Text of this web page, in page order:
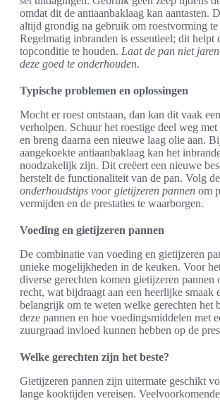
omdat dit de antiaanbaklaag kan aantasten.
altijd grondig na gebruik om roestvorming
Regelmatig inbranden is essentieel; dit helpt
topconditie te houden. Laat de pan niet
deze goed te onderhouden.
Typische problemen en oplossingen
Mocht er roest ontstaan, dan kan dit vaak
verholpen. Schuur het roestige deel weg
en breng daarna een nieuwe laag olie aan.
aangekoekte antiaanbaklaag kan het
noodzakelijk zijn. Dit creëert een nieuwe
herstelt de functionaliteit van de pan. Volg
onderhoudstips voor gietijzeren pannen om
vermijden en de prestaties te waarborgen.
Voeding en gietijzeren pannen
De combinatie van voeding en gietijzeren
unieke mogelijkheden in de keuken. Voor
diverse gerechten komen gietijzeren pannen
recht, wat bijdraagt aan een heerlijke smaak
belangrijk om te weten welke gerechten het
deze pannen en hoe voedingsmiddelen met
zuurgraad invloed kunnen hebben op de
Welke gerechten zijn het beste?
Gietijzeren pannen zijn uitermate geschikt
lange kooktijden vereisen.